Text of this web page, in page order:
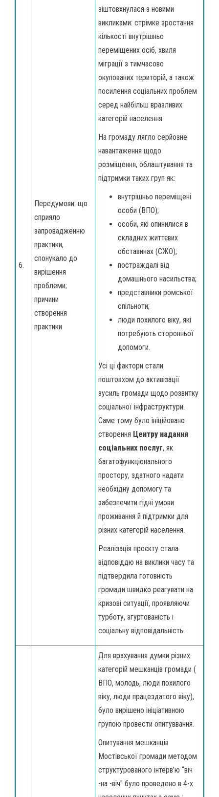
6.
Передумови: що
сприяло
запровадженню
практики,
спонукало до
вирішення
проблеми;
причини
створення
практики
зіштовхнулася з новими
викликами: стрімке зростання
кількості внутрішньо
переміщених осіб, хвиля
міграції з тимчасово
окупованих територій, а також
посилення соціальних проблем
серед найбільш вразливих
категорій населення.
На громаду лягло серйозне
навантаження щодо
розміщення, облаштування та
підтримки таких груп як:
внутрішньо переміщені
особи (ВПО);
особи, які опинилися в
складних життєвих
обставинах (СЖО);
постраждалі від
домашнього насильства;
представники ромської
спільноти;
люди похилого віку, які
потребують сторонньої
допомоги.
Усі ці фактори стали
поштовхом до активізації
зусиль громади щодо розвитку
соціальної інфраструктури.
Саме тому було ініційовано
створення Центру надання
соціальних послуг, як
багатофункціонального
простору, здатного надати
необхідну допомогу та
забезпечити гідні умови
проживання й підтримки для
різних категорій населення.
Реалізація проєкту стала
відповіддю на виклики часу та
підтвердила готовність
громади швидко реагувати на
кризові ситуації, проявляючи
турботу, згуртованість і
соціальну відповідальність.
Для врахування думки різних
категорій мешканців громади (
ВПО, молодь, люди похилого
віку, люди працездатого віку),
було вирішено ініціативною
групою провести опитуввання.
Опитування мешканців
Мостівської громади методом
структурованого інтерв’ю “віч
-на -віч" було проведено в 4-х